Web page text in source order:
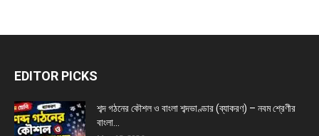
EDITOR PICKS
শব্দ গঠনের কৌশল ও বাংলা শব্দভাণ্ডার (ব্যাকরণ) – নবম শ্রেণীর
বাংলা...